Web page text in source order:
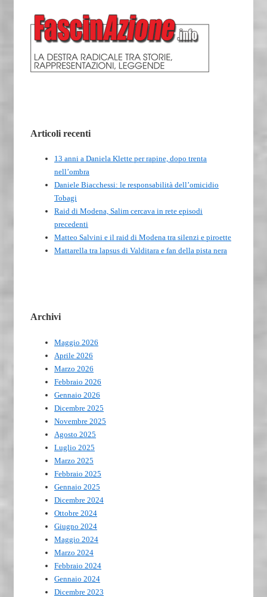
Articoli recenti
13 anni a Daniela Klette per rapine, dopo trenta
nell’ombra
Daniele Biacchessi: le responsabilità dell’omicidio
Tobagi
Raid di Modena, Salim cercava in rete episodi
precedenti
Matteo Salvini e il raid di Modena tra silenzi e piroette
Mattarella tra lapsus di Valditara e fan della pista nera
Archivi
Maggio 2026
Aprile 2026
Marzo 2026
Febbraio 2026
Gennaio 2026
Dicembre 2025
Novembre 2025
Agosto 2025
Luglio 2025
Marzo 2025
Febbraio 2025
Gennaio 2025
Dicembre 2024
Ottobre 2024
Giugno 2024
Maggio 2024
Marzo 2024
Febbraio 2024
Gennaio 2024
Dicembre 2023